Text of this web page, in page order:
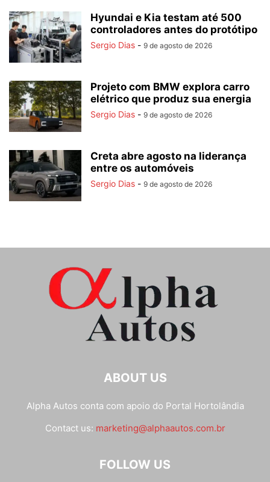
Hyundai e Kia testam até 500
controladores antes do protótipo
Sergio Dias - 9 de agosto de 2026
Projeto com BMW explora carro
elétrico que produz sua energia
Sergio Dias - 9 de agosto de 2026
Creta abre agosto na liderança
entre os automóveis
Sergio Dias - 9 de agosto de 2026
ABOUT US
Alpha Autos conta com apoio do Portal Hortolândia
Contact us: marketing@alphaautos.com.br
FOLLOW US